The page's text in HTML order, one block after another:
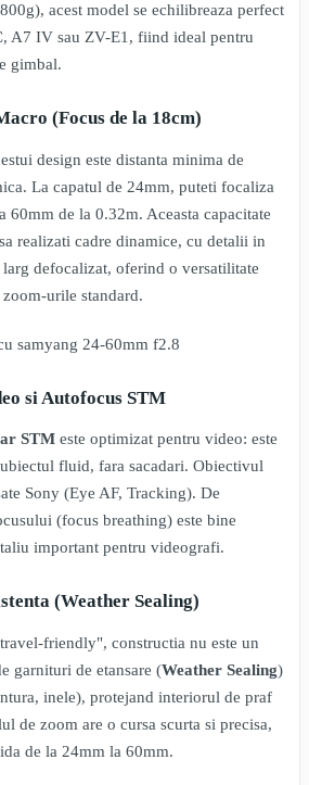
acest model se echilibreaza perfect
A7 IV sau ZV-E1, fiind ideal pentru
gimbal.
(Focus de la 18cm)
design este distanta minima de
La capatul de 24mm, puteti focaliza
60mm de la 0.32m. Aceasta capacitate
realizati cadre dinamice, cu detalii in
defocalizat, oferind o versatilitate
urile standard.
si Autofocus STM
STM este optimizat pentru video: este
fluid, fara sacadari. Obiectivul
Sony (Eye AF, Tracking). De
(focus breathing) este bine
important pentru videografi.
(Weather Sealing)
friendly", constructia nu este un
garnituri de etansare (Weather Sealing)
inele), protejand interiorul de praf
de zoom are o cursa scurta si precisa,
de la 24mm la 60mm.